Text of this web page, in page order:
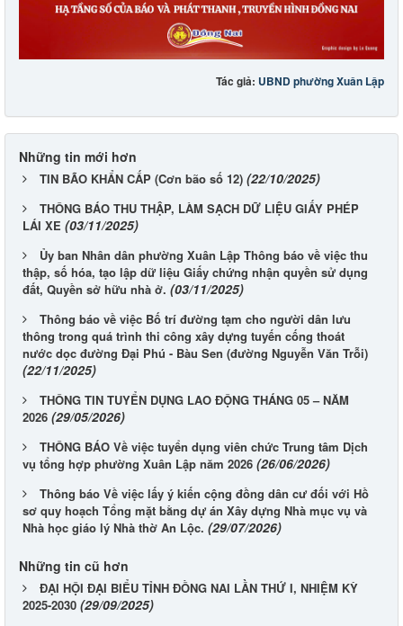
Tác giả: UBND phường Xuân Lập
Những tin mới hơn
TIN BÃO KHẨN CẤP (Cơn bão số 12) (22/10/2025)
THÔNG BÁO THU THẬP, LÀM SẠCH DỮ LIỆU GIẤY PHÉP
LÁI XE (03/11/2025)
Ủy ban Nhân dân phường Xuân Lập Thông báo về việc thu
thập, số hóa, tạo lập dữ liệu Giấy chứng nhận quyền sử dụng
đất, Quyền sở hữu nhà ở. (03/11/2025)
Thông báo về việc Bố trí đường tạm cho người dân lưu
thông trong quá trình thi công xây dựng tuyến cống thoát
nước dọc đường Đại Phú - Bàu Sen (đường Nguyễn Văn Trỗi)
(22/11/2025)
THÔNG TIN TUYỂN DỤNG LAO ĐỘNG THÁNG 05 – NĂM
2026 (29/05/2026)
THÔNG BÁO Về việc tuyển dụng viên chức Trung tâm Dịch
vụ tổng hợp phường Xuân Lập năm 2026 (26/06/2026)
Thông báo Về việc lấy ý kiến cộng đồng dân cư đối với Hồ
sơ quy hoạch Tổng mặt bằng dự án Xây dựng Nhà mục vụ và
Nhà học giáo lý Nhà thờ An Lộc. (29/07/2026)
Những tin cũ hơn
ĐẠI HỘI ĐẠI BIỂU TỈNH ĐỒNG NAI LẦN THỨ I, NHIỆM KỲ
2025-2030 (29/09/2025)